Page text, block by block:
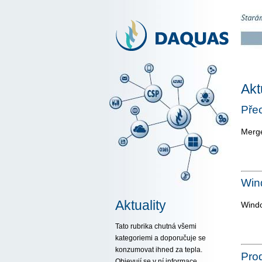
Aktuality
Tato rubrika chutná všemi
kategoriemi a doporučuje se
konzumovat ihned za tepla.